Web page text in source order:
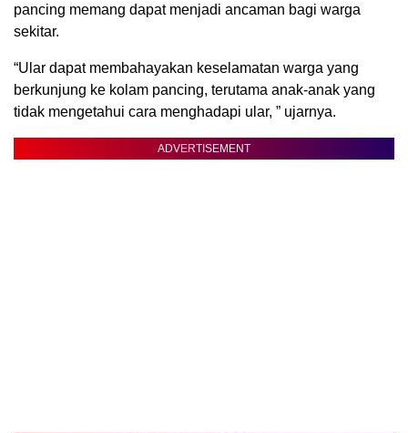
pancing memang dapat menjadi ancaman bagi warga
sekitar.
“Ular dapat membahayakan keselamatan warga yang
berkunjung ke kolam pancing, terutama anak-anak yang
tidak mengetahui cara menghadapi ular, ” ujarnya.
ADVERTISEMENT